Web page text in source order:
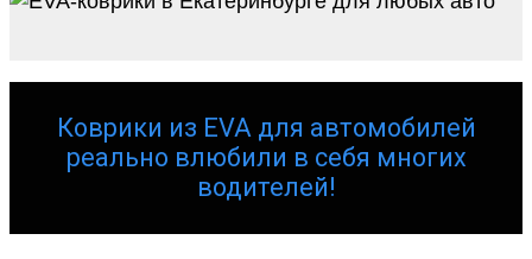
Коврики из EVA для автомобилей
реально влюбили в себя многих
водителей!